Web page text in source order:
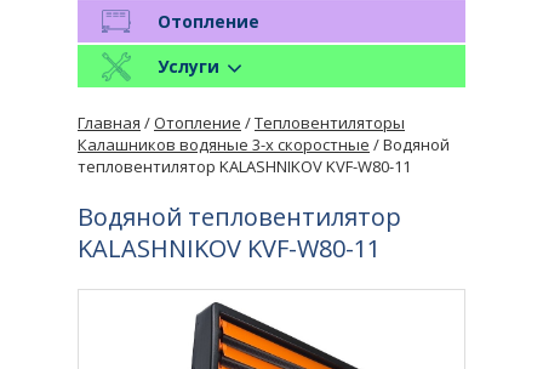
Отопление
Услуги
Главная /Отопление /Тепловентиляторы
Калашников водяные 3-х скоростные / Водяной
тепловентилятор KALASHNIKOV KVF-W80-11
Водяной тепловентилятор
KALASHNIKOV KVF-W80-11